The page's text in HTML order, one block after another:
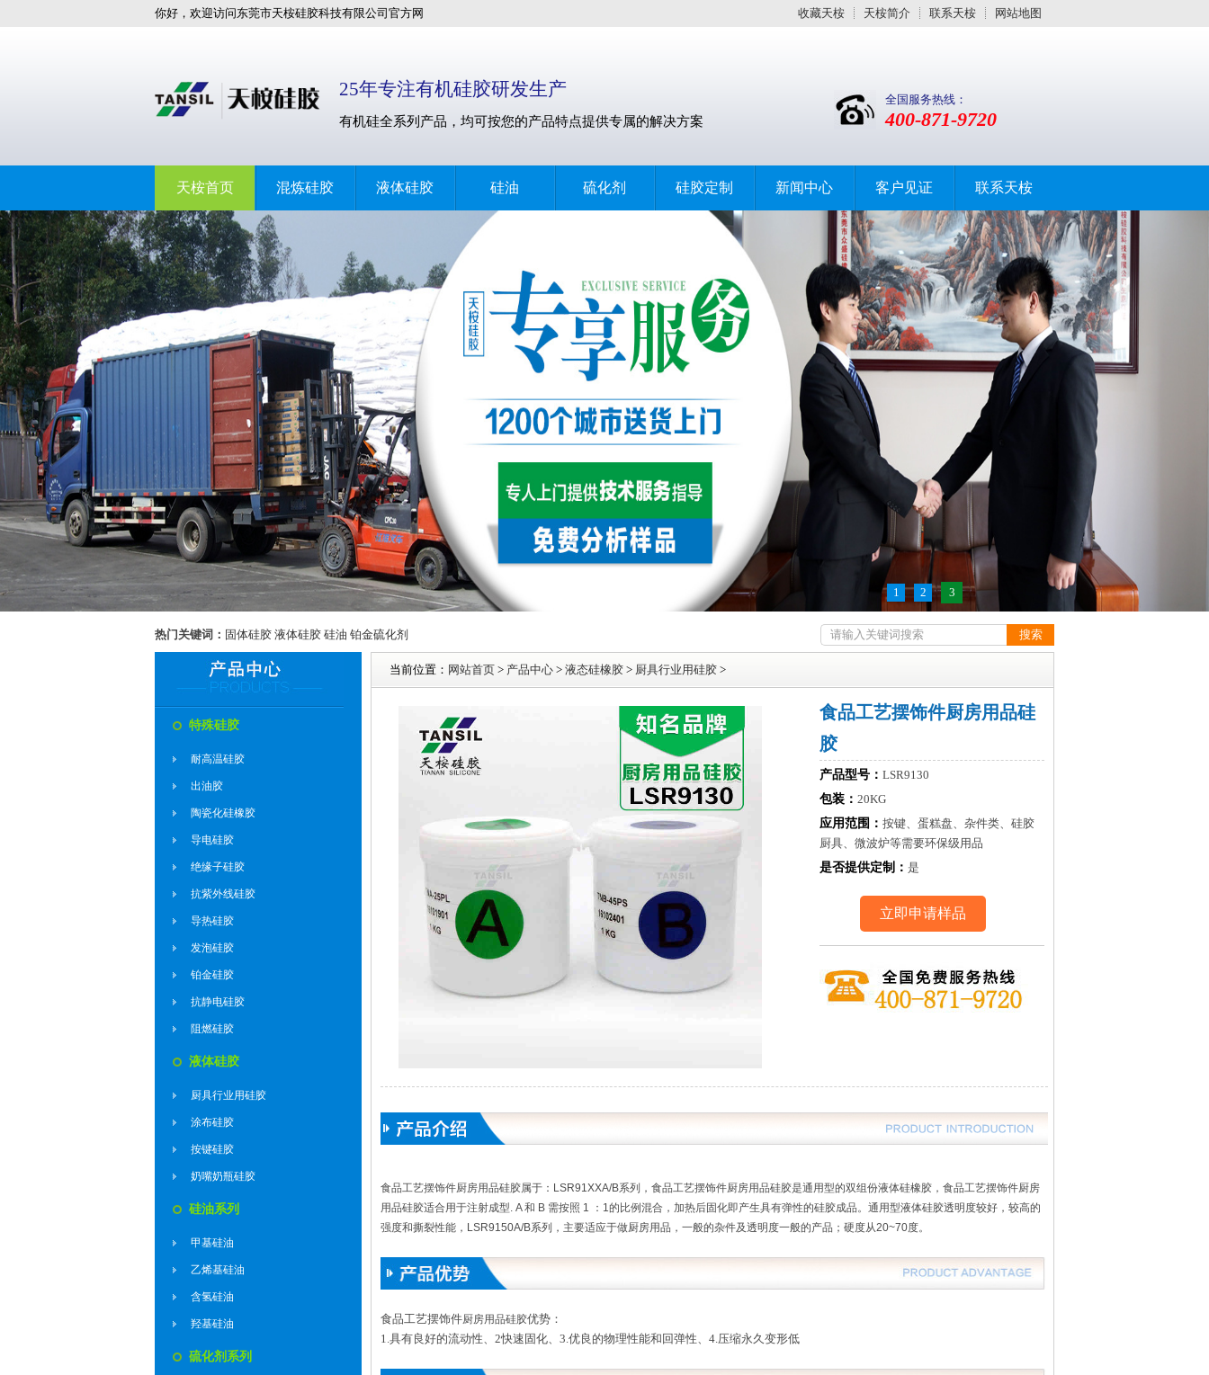
你好，欢迎访问东莞市天桉硅胶科技有限公司官方网
收藏天桉 天桉简介 联系天桉 网站地图
25年专注有机硅胶研发生产
有机硅全系列产品，均可按您的产品特点提供专属的解决方案
全国服务热线：
400-871-9720
天桉首页 混炼硅胶 液体硅胶 硅油 硫化剂 硅胶定制 新闻中心 客户见证 联系天桉
1 2 3
热门关键词： 固体硅胶 液体硅胶 硅油 铂金硫化剂
厨具行业用硅胶
特殊硅胶
耐高温硅胶
出油胶
陶瓷化硅橡胶
导电硅胶
绝缘子硅胶
抗紫外线硅胶
导热硅胶
发泡硅胶
铂金硅胶
抗静电硅胶
阻燃硅胶
液体硅胶
厨具行业用硅胶
涂布硅胶
按键硅胶
奶嘴奶瓶硅胶
硅油系列
甲基硅油
乙烯基硅油
含氢硅油
羟基硅油
硫化剂系列
当前位置： 网站首页 > 产品中心 > 液态硅橡胶 > 厨具行业用硅胶 >
食品工艺摆饰件厨房用品硅
胶
产品型号： LSR9130
包装： 20KG
应用范围： 按键、蛋糕盘、杂件类、硅胶
厨具、微波炉等需要环保级用品
是否提供定制： 是
立即申请样品
食品工艺摆饰件厨房用品硅胶属于： LSR91XXA/B系列， 食品工艺摆饰件厨房用品硅胶是通用型的双组份液体硅橡胶， 食品工艺摆饰件厨房
用品硅胶适合用于注射成型. A 和 B 需按照 1 ：1的比例混合，加热后固化即产生具有弹性的硅胶成品。 通用型液体硅胶透明度较好，较高的
强度和撕裂性能，LSR9150A/B系列，主要适应于做厨房用品，一般的杂件及透明度一般的产品；硬度从20~70度。
食品工艺摆饰件厨房用品硅胶优势：
1.具有良好的流动性、2快速固化、3.优良的物理性能和回弹性、4.压缩永久变形低